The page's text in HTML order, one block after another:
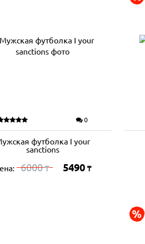
0
футболка I your
sanctions
6000₸ 5490 ₸